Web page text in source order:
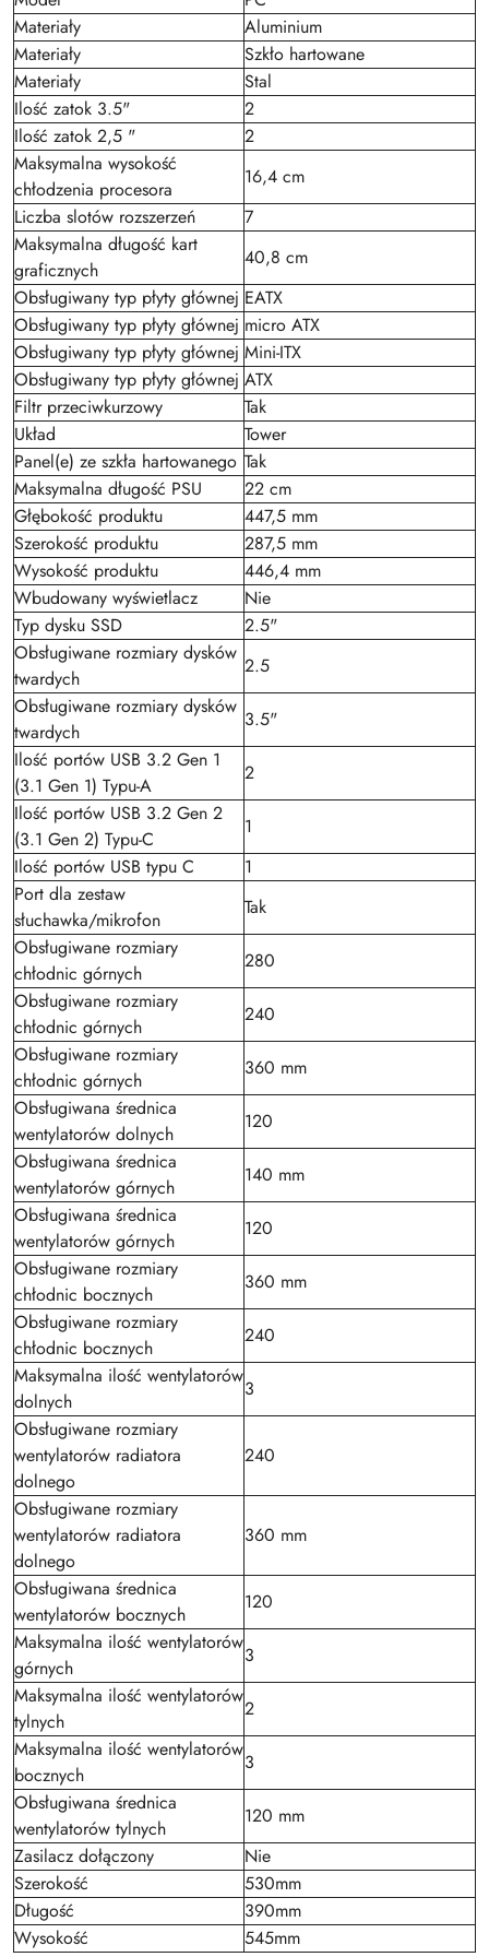
Materiały
Aluminium
Materiały
Szkło hartowane
Materiały
Stal
Ilość zatok 3.5"
2
Ilość zatok 2,5 "
2
Maksymalna wysokość
chłodzenia procesora
16,4 cm
Liczba slotów rozszerzeń
7
Maksymalna długość kart
graficznych
40,8 cm
Obsługiwany typ płyty głównej EATX
Obsługiwany typ płyty głównej micro ATX
Obsługiwany typ płyty głównej Mini-ITX
Obsługiwany typ płyty głównej ATX
Filtr przeciwkurzowy
Tak
Układ
Tower
Panel(e) ze szkła hartowanego Tak
Maksymalna długość PSU
22 cm
Głębokość produktu
447,5 mm
Szerokość produktu
287,5 mm
Wysokość produktu
446,4 mm
Wbudowany wyświetlacz
Nie
Typ dysku SSD
2.5"
Obsługiwane rozmiary dysków
twardych
2.5
Obsługiwane rozmiary dysków
twardych
3.5"
Ilość portów USB 3.2 Gen 1
(3.1 Gen 1) Typu-A
2
Ilość portów USB 3.2 Gen 2
(3.1 Gen 2) Typu-C
1
Ilość portów USB typu C
1
Port dla zestaw
słuchawka/mikrofon
Tak
Obsługiwane rozmiary
chłodnic górnych
280
Obsługiwane rozmiary
chłodnic górnych
240
Obsługiwane rozmiary
chłodnic górnych
360 mm
Obsługiwana średnica
wentylatorów dolnych
120
Obsługiwana średnica
wentylatorów górnych
140 mm
Obsługiwana średnica
wentylatorów górnych
120
Obsługiwane rozmiary
chłodnic bocznych
360 mm
Obsługiwane rozmiary
chłodnic bocznych
240
Maksymalna ilość wentylatorów
dolnych
3
Obsługiwane rozmiary
wentylatorów radiatora
dolnego
240
Obsługiwane rozmiary
wentylatorów radiatora
dolnego
360 mm
Obsługiwana średnica
wentylatorów bocznych
120
Maksymalna ilość wentylatorów
górnych
3
Maksymalna ilość wentylatorów
tylnych
2
Maksymalna ilość wentylatorów
bocznych
3
Obsługiwana średnica
wentylatorów tylnych
120 mm
Zasilacz dołączony
Nie
Szerokość
530mm
Długość
390mm
Wysokość
545mm